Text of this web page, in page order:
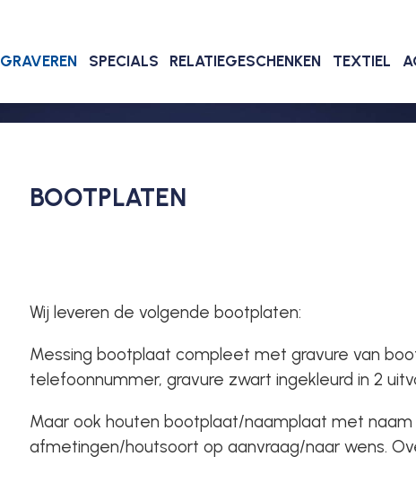
GRAVEREN SPECIALS RELATIEGESCHENKEN TEXTIEL
BOOTPLATEN
Wij leveren de volgende bootplaten:
Messing bootplaat compleet met gravure van
telefoonnummer, gravure zwart ingekleurd in 2
Maar ook houten bootplaat/naamplaat met naam
afmetingen/houtsoort op aanvraag/naar wens.